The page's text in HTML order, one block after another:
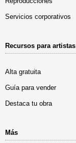
Servicios corporativos
Recursos para artistas
Alta gratuita
Guía para vender
Destaca tu obra
Más